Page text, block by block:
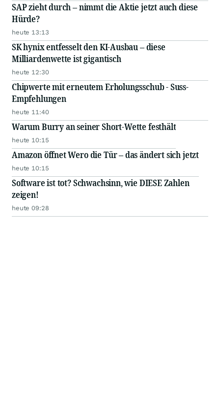
SAP zieht durch – nimmt die Aktie jetzt auch diese
Hürde?
heute 13:13
SK hynix entfesselt den KI-Ausbau – diese
Milliardenwette ist gigantisch
heute 12:30
Chipwerte mit erneutem Erholungsschub - Suss-
Empfehlungen
heute 11:40
Warum Burry an seiner Short-Wette festhält
heute 10:15
Amazon öffnet Wero die Tür – das ändert sich jetzt
heute 10:15
Software ist tot? Schwachsinn, wie DIESE Zahlen
zeigen!
heute 09:28